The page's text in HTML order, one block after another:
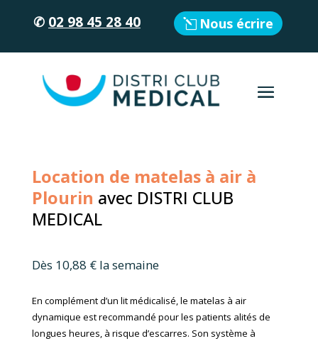
✆ 02 98 45 28 40 Nous écrire
Location de matelas à air à
Plourin avec DISTRI CLUB
MEDICAL
Dès 10,88 € la semaine
En complément d’un lit médicalisé, le matelas à air
dynamique est recommandé pour les patients alités de
longues heures, à risque d’escarres. Son système à